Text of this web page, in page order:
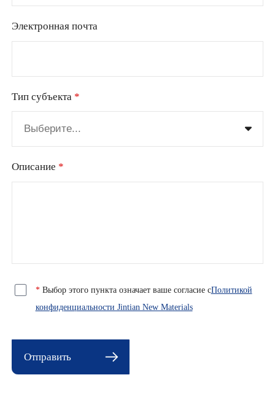
Электронная почта
Тип субъекта *
Предприятие
Описание *
* Выбор этого пункта означает ваше согласие сПолитикой
конфиденциальности Jintian New Materials
Отправить